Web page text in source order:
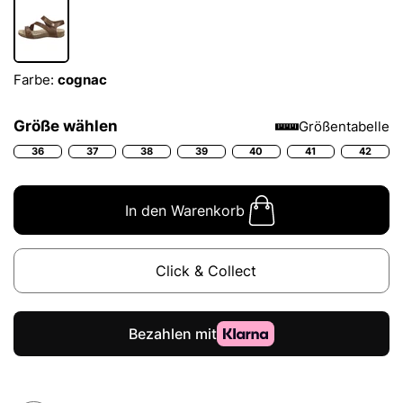
Farbe: cognac
Größe wählen Größentabelle
36 37 38 39 40 41 42
In den Warenkorb
Click & Collect